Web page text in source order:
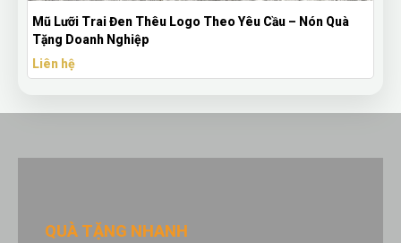
Mũ Lưỡi Trai Đen Thêu Logo Theo Yêu Cầu – Nón Quà
Tặng Doanh Nghiệp
Liên hệ
QUÀ TẶNG NHANH